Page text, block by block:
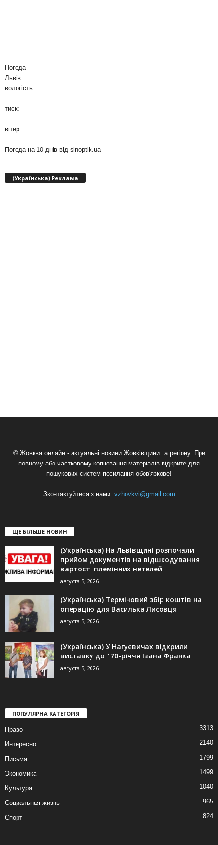
Погода
Львів
вологість:
тиск:
вітер:
Погода на 10 днів від sinoptik.ua
(Українська) Реклама
© Жовква онлайн - актуальні новини Жовківщини та регіону. При
повному або частковому копіювання матеріалів відкрите для
пошукових систем посилання обов'язкове!
Зконтактуйтеся з нами: vzhovkvi@gmail.com
ЩЕ БІЛЬШЕ НОВИН
(Українська) На Львівщині розпочали
прийом документів на відшкодування
вартості племінних нетелей
августа 5, 2026
(Українська) Терміновий збір коштів на
операцію для Василька Лисовця
августа 5, 2026
(Українська) У Нагуєвичах відкрили
виставку до 170-річчя Івана Франка
августа 5, 2026
ПОПУЛЯРНА КАТЕГОРІЯ
Право 3313
Интересно 2140
Письма 1799
Экономика 1499
Культура 1040
Социальная жизнь 965
Спорт 824